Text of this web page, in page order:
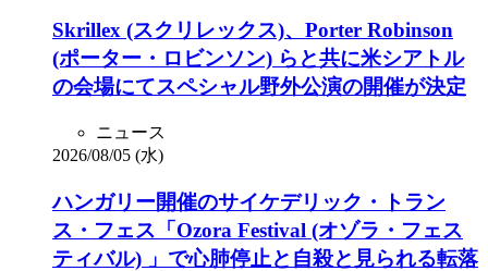
Skrillex (スクリレックス)、Porter Robinson
(ポーター・ロビンソン) らと共に米シアトル
の会場にてスペシャル野外公演の開催が決定
ニュース
2026/08/05 (水)
ハンガリー開催のサイケデリック・トラン
ス・フェス「Ozora Festival (オゾラ・フェス
ティバル) 」で心肺停止と自殺と見られる転落